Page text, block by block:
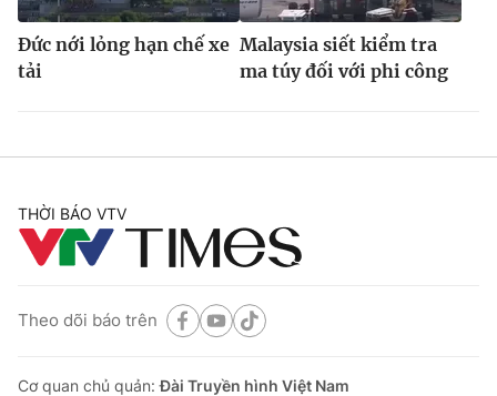
Đức nới lỏng hạn chế xe
tải
Malaysia siết kiểm tra
ma túy đối với phi công
THỜI BÁO VTV
Theo dõi báo trên
Cơ quan chủ quản:Đài Truyền hình Việt Nam